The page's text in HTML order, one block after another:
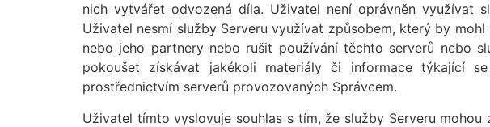
nich vytvářet odvozená díla. Uživatel není oprávněn využívat
Uživatel nesmí služby Serveru využívat způsobem, který by
nebo jeho partnery nebo rušit používání těchto serverů nebo
pokoušet získávat jakékoli materiály či informace týkající
prostřednictvím serverů provozovaných Správcem.
Uživatel tímto vyslovuje souhlas s tím, že služby Serveru